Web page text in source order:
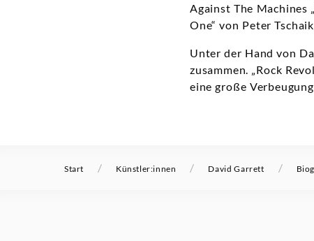
Against The Machines
One“ von Peter
Unter der Hand von
zusammen. „Rock
eine große
Start / Künstler:innen / David Garrett /